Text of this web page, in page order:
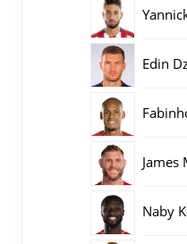
Edin
James
Naby